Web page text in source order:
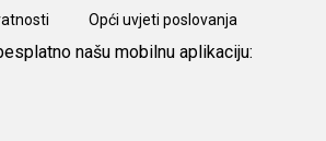
Opći uvjeti poslovanja
našu mobilnu aplikaciju: